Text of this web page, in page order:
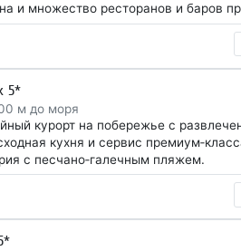
и множество ресторанов и баров
5*
м до моря
курорт на побережье с
кухня и сервис
с песчано‑галечным пляжем.